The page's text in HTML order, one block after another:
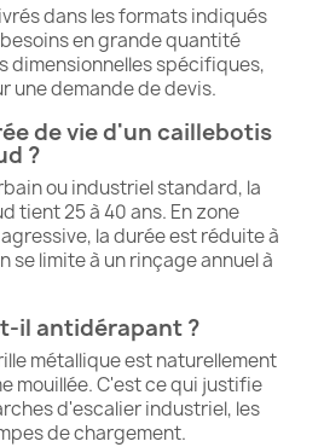
dans les formats indiqués
en grande quantité
dimensionnelles spécifiques,
une demande de devis.
de vie d'un caillebotis
?
ou industriel standard, la
tient 25 à 40 ans. En zone
la durée est réduite à
se limite à un rinçage annuel à
il antidérapant ?
métallique est naturellement
mouillée. C'est ce qui justifie
d'escalier industriel, les
de chargement.